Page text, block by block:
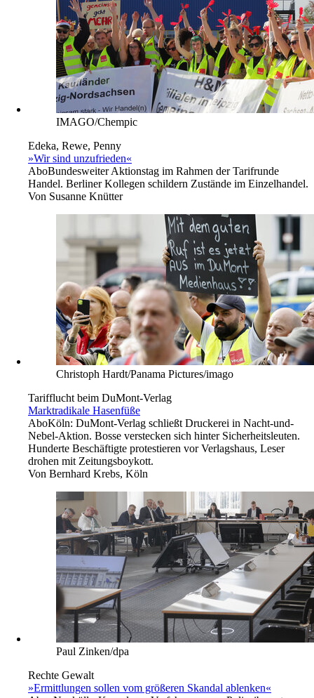
IMAGO/Chempic
Edeka, Rewe, Penny
»Wir sind unzufrieden«
AboBundesweiter Aktionstag im Rahmen der Tarifrunde
Handel. Berliner Kollegen schildern Zustände im Einzelhandel.
Von Susanne Knütter
Christoph Hardt/Panama Pictures/imago
Tarifflucht beim DuMont-Verlag
Marktradikale Hasenfüße
AboKöln: DuMont-Verlag schließt Druckerei in Nacht-und-
Nebel-Aktion. Bosse verstecken sich hinter Sicherheitsleuten.
Hunderte Beschäftigte protestieren vor Verlagshaus, Leser
drohen mit Zeitungsboykott.
Von Bernhard Krebs, Köln
Paul Zinken/dpa
Rechte Gewalt
»Ermittlungen sollen vom größeren Skandal ablenken«